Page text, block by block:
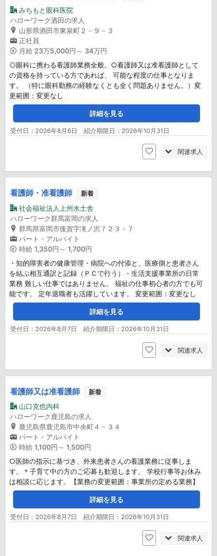
みちもと眼科医院
ハローワーク酒田の求人
山形県酒田市東泉町２－９－３
正社員
月給 23万5,000円～ 34万円
◎眼科に携わる看護師業務全般。○看護師又は准看護師として
の資格を持っている方であれば、 可能な程度の仕事となりま
す。 （特に眼科勤務の経験なくとも全く問題ありません。）変
更範囲：変更なし
詳細を見る
受付日：2026年8月6日 紹介期限日：2026年10月31日
関連求人
看護師・准看護師 新着
社会福祉法人上州水土舎
ハローワーク群馬富岡の求人
群馬県富岡市後賀字滝ノ沢７２３－７
パート・アルバイト
時給 1,350円～ 1,700円
・知的障害者の健康管理・病院への付添と、医療側と患者さん
を結ぶ相互通訳と記録（ＰＣで行う）・生活支援事業所の日常
業務 難しい仕事ではありません。 福祉の仕事初心者の方でも可
能です。 定年退職者も活躍しています。 変更範囲：変更なし
詳細を見る
受付日：2026年8月7日 紹介期限日：2026年10月31日
関連求人
看護師又は准看護師 新着
山口克也内科
ハローワーク鹿児島の求人
鹿児島県鹿児島市中央町４－３４
パート・アルバイト
時給 1,100円～ 1,500円
○医師の指示に基づき、外来患者さんの看護業務に従事しま
す。＊子育て中の方のご応募も歓迎します。 学校行事等お休み
は相談に応じます。【業務の変更範囲：事業所の定める業務】
詳細を見る
受付日：2026年8月7日 紹介期限日：2026年10月31日
関連求人